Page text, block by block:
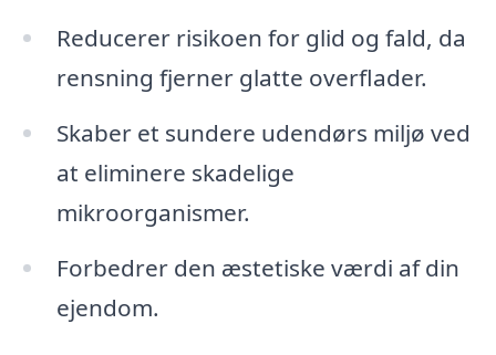
Reducerer risikoen for glid og fald, da
rensning fjerner glatte overflader.
Skaber et sundere udendørs miljø ved
at eliminere skadelige
mikroorganismer.
Forbedrer den æstetiske værdi af din
ejendom.